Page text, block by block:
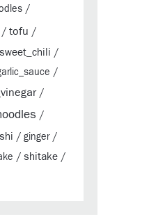
/
/ tofu /
sweet_chili /
/
/
/
/ ginger/
/ shitake /